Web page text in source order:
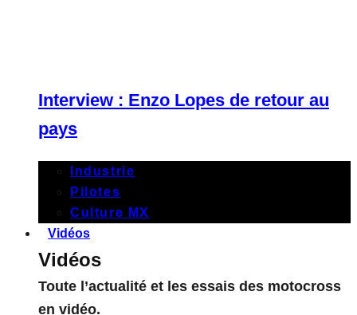
Interview : Enzo Lopes de retour au
pays
Industrie
Pilotes
Culture MX
Vidéos
Vidéos
Toute l’actualité et les essais des motocross
en vidéo.